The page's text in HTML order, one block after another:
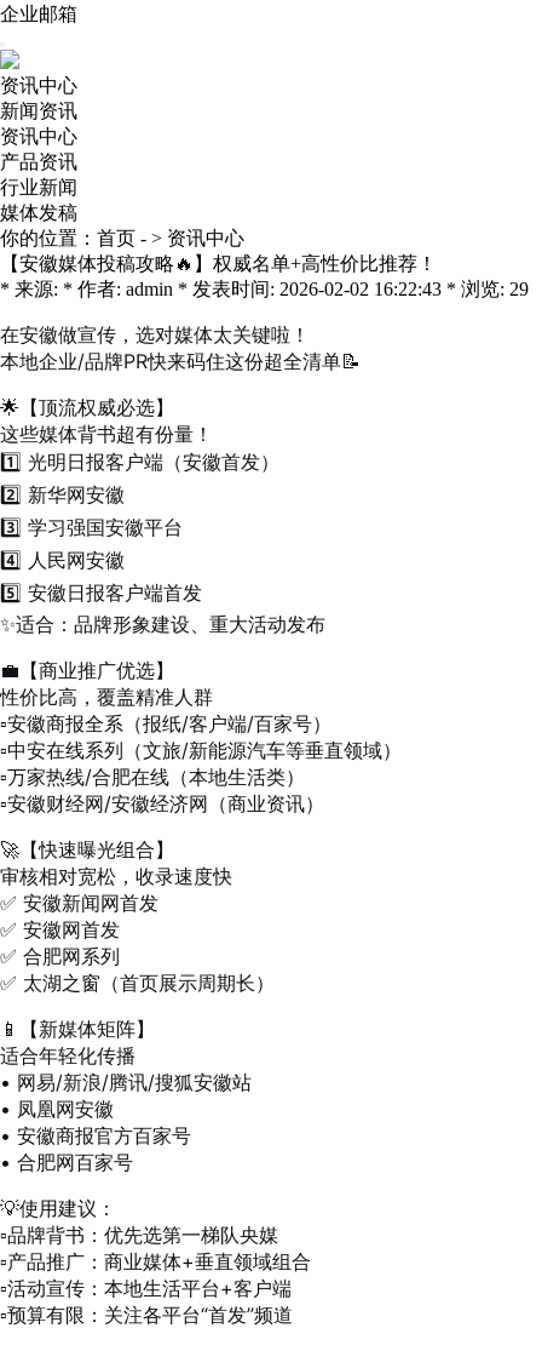
企业邮箱
资讯中心
新闻资讯
资讯中心
产品资讯
行业新闻
媒体发稿
你的位置： 首页 - > 资讯中心
【安徽媒体投稿攻略🔥】权威名单+高性价比推荐！
* 来源: * 作者: admin * 发表时间: 2026-02-02 16:22:43 * 浏览: 29
在安徽做宣传，选对媒体太关键啦！
本地企业/品牌PR快来码住这份超全清单📝
🌟【顶流权威必选】
这些媒体背书超有份量！
1️⃣ 光明日报客户端（安徽首发）
2️⃣ 新华网安徽
3️⃣ 学习强国安徽平台
4️⃣ 人民网安徽
5️⃣ 安徽日报客户端首发
✨适合：品牌形象建设、重大活动发布
💼【商业推广优选】
性价比高，覆盖精准人群
▫️安徽商报全系（报纸/客户端/百家号）
▫️中安在线系列（文旅/新能源汽车等垂直领域）
▫️万家热线/合肥在线（本地生活类）
▫️安徽财经网/安徽经济网（商业资讯）
🚀【快速曝光组合】
审核相对宽松，收录速度快
✅ 安徽新闻网首发
✅ 安徽网首发
✅ 合肥网系列
✅ 太湖之窗（首页展示周期长）
📱【新媒体矩阵】
适合年轻化传播
• 网易/新浪/腾讯/搜狐安徽站
• 凤凰网安徽
• 安徽商报官方百家号
• 合肥网百家号
💡使用建议：
▫️品牌背书：优先选第一梯队央媒
▫️产品推广：商业媒体+垂直领域组合
▫️活动宣传：本地生活平台+客户端
▫️预算有限：关注各平台“首发”频道